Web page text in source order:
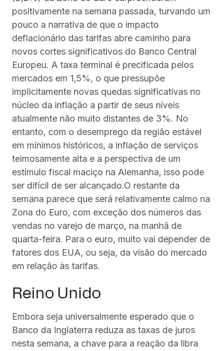
positivamente na semana passada, turvando um
pouco a narrativa de que o impacto
deflacionário das tarifas abre caminho para
novos cortes significativos do Banco Central
Europeu. A taxa terminal é precificada pelos
mercados em 1,5%, o que pressupõe
implicitamente novas quedas significativas no
núcleo da inflação a partir de seus níveis
atualmente não muito distantes de 3%. No
entanto, com o desemprego da região estável
em mínimos históricos, a inflação de serviços
teimosamente alta e a perspectiva de um
estímulo fiscal maciço na Alemanha, isso pode
ser difícil de ser alcançado.O restante da
semana parece que será relativamente calmo na
Zona do Euro, com exceção dos números das
vendas no varejo de março, na manhã de
quarta-feira. Para o euro, muito vai depender de
fatores dos EUA, ou seja, da visão do mercado
em relação às tarifas.
Reino Unido
Embora seja universalmente esperado que o
Banco da Inglaterra reduza as taxas de juros
nesta semana, a chave para a reação da libra